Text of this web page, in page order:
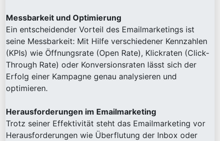
Messbarkeit und Optimierung
Ein entscheidender Vorteil des Emailmarketings ist
seine Messbarkeit: Mit Hilfe verschiedener Kennzahlen
(KPIs) wie Öffnungsrate (Open Rate), Klickraten (Click-
Through Rate) oder Konversionsraten lässt sich der
Erfolg einer Kampagne genau analysieren und
optimieren.
Herausforderungen im Emailmarketing
Trotz seiner Effektivität steht das Emailmarketing vor
Herausforderungen wie Überflutung der Inbox oder